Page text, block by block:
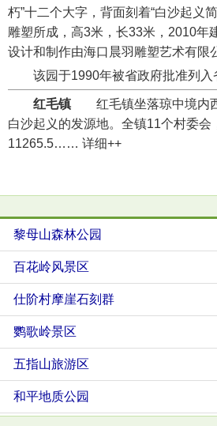
朽”十二个大字，背面刻着“白沙起义
雕塑所成，高3米，长33米，2010年
设计和制作由海口晨羽雕塑艺术有限
该园于1990年被省政府批准列入省
红毛镇 红毛镇坐落琼中境内西
白沙起义的发源地。全镇11个村委
11265.5…… 详细++
黎母山森林公园
百花岭风景区
仕阶村摩崖石刻群
鹦歌岭景区
五指山旅游区
和平地质公园